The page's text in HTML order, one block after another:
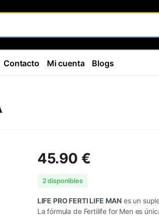
Contacto Mi cuenta Blogs
45.90 €
2 disponibles
LIFE PRO FERTI LIFE MAN es un
La fórmula de Fertilife for Men es